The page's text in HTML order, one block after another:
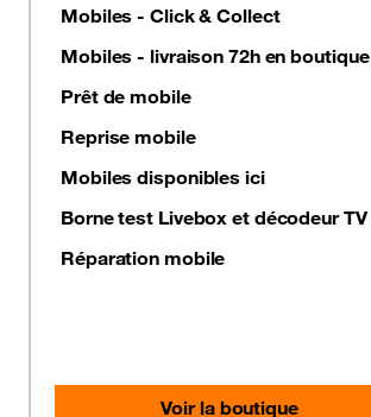
Mobiles - Click & Collect
Mobiles - livraison 72h en boutique
Prêt de mobile
Reprise mobile
Mobiles disponibles ici
Borne test Livebox et décodeur TV
Réparation mobile
Voir la boutique